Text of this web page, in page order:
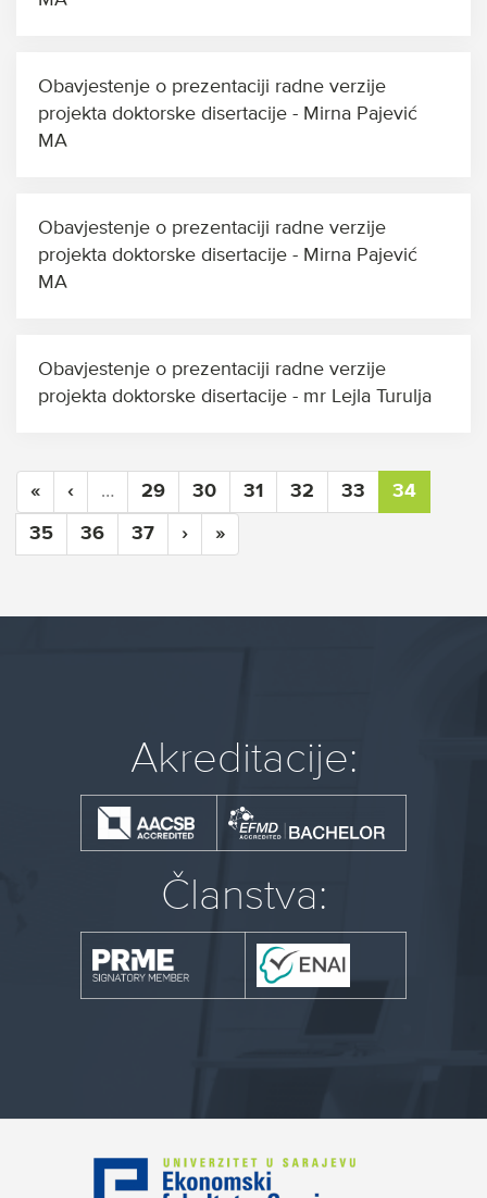
Obavjestenje o prezentaciji radne verzije
projekta doktorske disertacije - Mirna Pajević
MA
Obavjestenje o prezentaciji radne verzije
projekta doktorske disertacije - Mirna Pajević
MA
Obavjestenje o prezentaciji radne verzije
projekta doktorske disertacije - mr Lejla Turulja
« ‹ … 29 30 31 32 33 34
35 36 37 › »
Akreditacije:
Članstva: